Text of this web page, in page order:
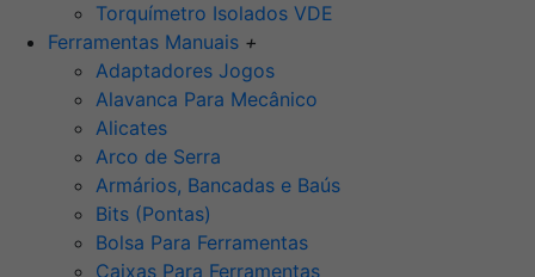
Torquímetro Isolados VDE
Ferramentas Manuais +
Adaptadores Jogos
Alavanca Para Mecânico
Alicates
Arco de Serra
Armários, Bancadas e Baús
Bits (Pontas)
Bolsa Para Ferramentas
Caixas Para Ferramentas